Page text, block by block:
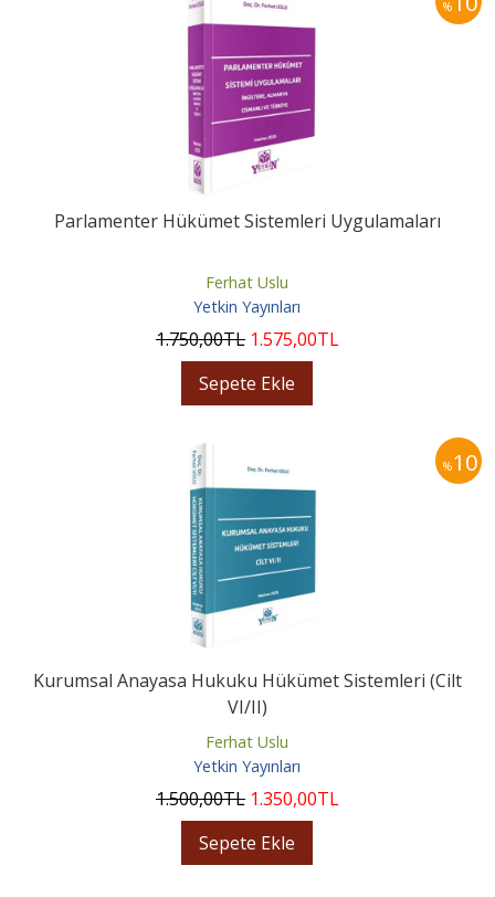
%
Parlamenter Hükümet Sistemleri Uygulamaları
Ferhat Uslu
Yetkin Yayınları
1.750,00TL 1.575,00TL
Sepete Ekle
%10
Kurumsal Anayasa Hukuku Hükümet Sistemleri (Cilt
VI/II)
Ferhat Uslu
Yetkin Yayınları
1.500,00TL 1.350,00TL
Sepete Ekle